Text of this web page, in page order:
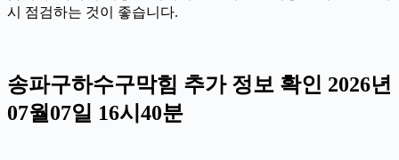
시 점검하는 것이 좋습니다.
송파구하수구막힘 추가 정보 확인 2026년
07월07일 16시40분